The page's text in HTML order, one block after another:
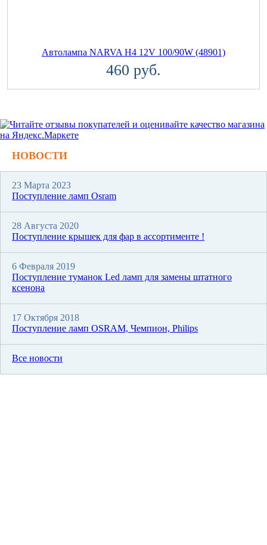
Автолампа NARVA H4 12V 100/90W (48901)
460 руб.
НОВОСТИ
23 Марта 2023
Поступление ламп Osram
28 Августа 2020
Поступление крышек для фар в ассортименте !
6 Февраля 2019
Поступление туманок Led ламп для замены штатного
ксенона
17 Октября 2018
Поступление ламп OSRAM, Чемпион, Philips
Все новости